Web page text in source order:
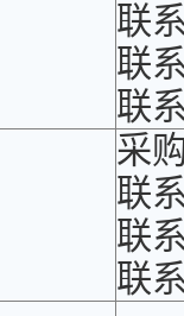
联
联
联
采
联
联
联